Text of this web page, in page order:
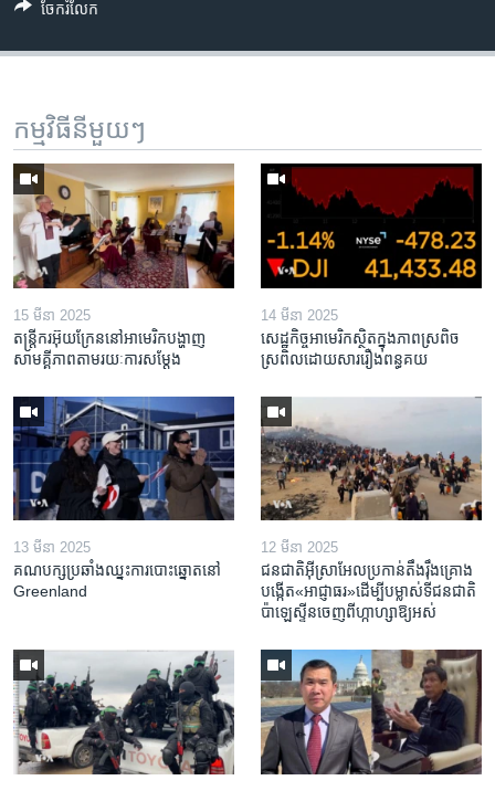
ចែករំលែក
កម្មវិធី​នីមួយៗ
15 មីនា 2025
តន្ត្រីករ​អ៊ុយក្រែន​នៅ​អាមេរិក​បង្ហាញ​
សាមគ្គីភាព​តាម​រយៈ​ការសម្តែង
14 មីនា 2025
សេដ្ឋកិច្ច​អាមេរិក​ស្ថិត​ក្នុង​ភាពស្រពិច
ស្រពិល​ដោយសារ​រឿង​ពន្ធគយ
13 មីនា 2025
គណបក្ស​ប្រឆាំង​ឈ្នះ​ការបោះឆ្នោត​នៅ
Greenland
12 មីនា 2025
ជនជាតិ​អ៊ីស្រាអែល​ប្រកាន់​តឹងរ៉ឹង​គ្រោង​
បង្កើត​«អាជ្ញាធរ‍»​ដើម្បី​បម្លាស់​ទី​ជនជាតិ​
ប៉ាឡេស្ទីន​ចេញពី​ហ្កាហ្សា​ឱ្យ​អស់